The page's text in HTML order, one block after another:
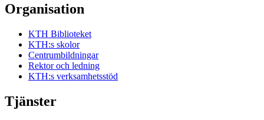
Organisation
KTH Biblioteket
KTH:s skolor
Centrumbildningar
Rektor och ledning
KTH:s verksamhetsstöd
Tjänster